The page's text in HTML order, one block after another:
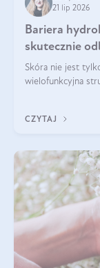
21 lip 2026
Bariera
skutecznie
Skóra nie jest
wielofunkcyjna
bariera
CZYTAJ